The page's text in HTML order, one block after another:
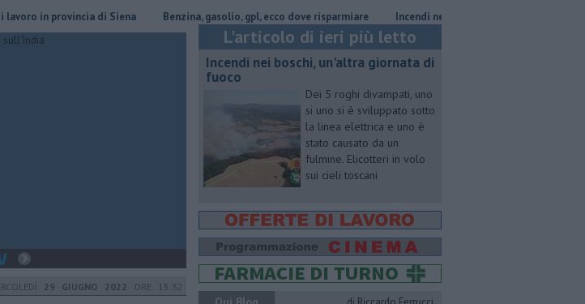
provincia di Siena ​Benzina, gasolio, gpl, ecco dove risparmiare Incendi nei boschi, un'altra giornata di fuoco
29 GIUGNO 2022 ORE 15:32
L'articolo di ieri più letto
Incendi nei boschi, un'altra giornata di
fuoco
Dei 5 roghi divampati, uno
si uno si è sviluppato sotto
la linea elettrica e uno è
stato causato da un
fulmine. Elicotteri in volo
sui cieli toscani